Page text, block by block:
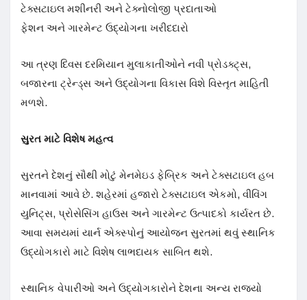
ટેક્સટાઇલ મશીનરી અને ટેક્નોલોજી પ્રદાતાઓ
ફેશન અને ગારમેન્ટ ઉદ્યોગના ખરીદદારો
આ ત્રણ દિવસ દરમિયાન મુલાકાતીઓને નવી પ્રોડક્ટ્સ,
બજારના ટ્રેન્ડ્સ અને ઉદ્યોગના વિકાસ વિશે વિસ્તૃત માહિતી
મળશે.
સુરત માટે વિશેષ મહત્વ
સુરતને દેશનું સૌથી મોટું મેનમેઇડ ફેબ્રિક અને ટેક્સટાઇલ હબ
માનવામાં આવે છે. શહેરમાં હજારો ટેક્સટાઇલ એકમો, વીવિંગ
યુનિટ્સ, પ્રોસેસિંગ હાઉસ અને ગારમેન્ટ ઉત્પાદકો કાર્યરત છે.
આવા સમયમાં યાર્ન એક્સ્પોનું આયોજન સુરતમાં થવું સ્થાનિક
ઉદ્યોગકારો માટે વિશેષ લાભદાયક સાબિત થશે.
સ્થાનિક વેપારીઓ અને ઉદ્યોગકારોને દેશના અન્ય રાજ્યો